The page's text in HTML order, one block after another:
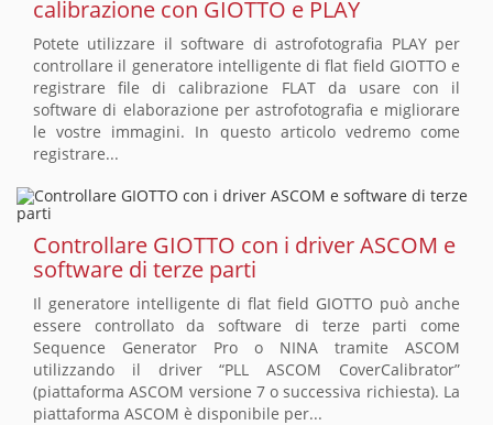
calibrazione con GIOTTO e PLAY
Potete utilizzare il software di astrofotografia PLAY per
controllare il generatore intelligente di flat field GIOTTO e
registrare file di calibrazione FLAT da usare con il
software di elaborazione per astrofotografia e migliorare
le vostre immagini. In questo articolo vedremo come
registrare...
Controllare GIOTTO con i driver ASCOM e
software di terze parti
Il generatore intelligente di flat field GIOTTO può anche
essere controllato da software di terze parti come
Sequence Generator Pro o NINA tramite ASCOM
utilizzando il driver “PLL ASCOM CoverCalibrator”
(piattaforma ASCOM versione 7 o successiva richiesta). La
piattaforma ASCOM è disponibile per...